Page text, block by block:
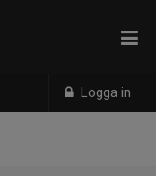
Logga in